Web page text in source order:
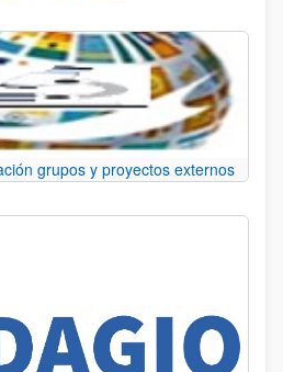
grupos y proyectos externos